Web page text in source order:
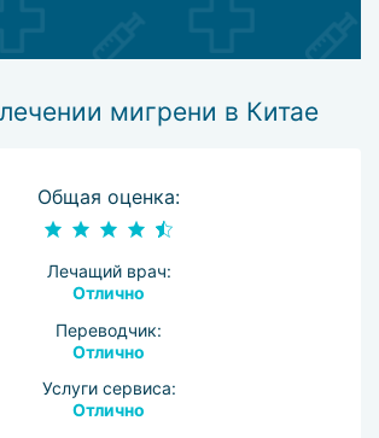
мигрени в Китае
Общая оценка:
Лечащий врач:
Отлично
Переводчик:
Отлично
Услуги сервиса:
Отлично